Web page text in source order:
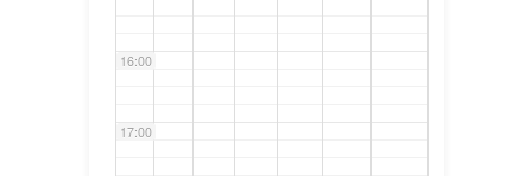
16:00
17:00